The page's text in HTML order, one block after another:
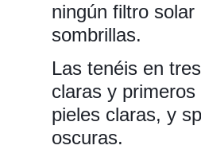
ningún filtro
sombrillas.
Las tenéis en
claras y
pieles claras, y
oscuras.